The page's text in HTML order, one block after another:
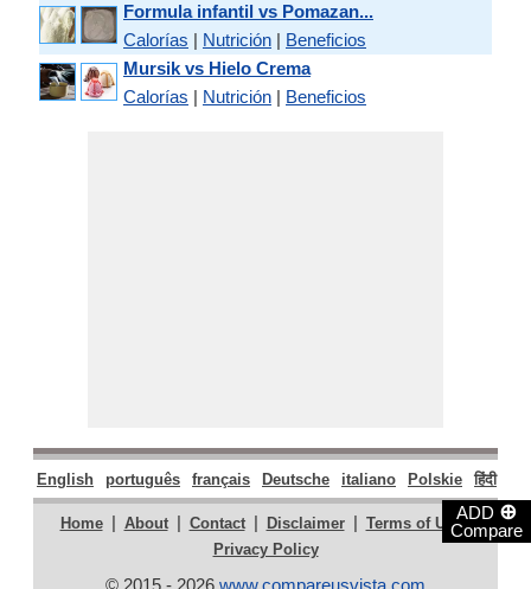
ADD ⊕
Compare
Formula infantil vs Pomazan...
Calorías | Nutrición | Beneficios
Mursik vs Hielo Crema
Calorías | Nutrición | Beneficios
English português français Deutsche italiano Polskie हिंदी
Home | About | Contact | Disclaimer | Terms of Use |
Privacy Policy
© 2015 - 2026 www.compareusvista.com